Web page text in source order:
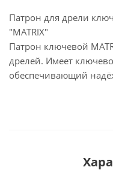
Патрон для дрели
"MATRIX"
Патрон ключевой
дрелей. Имеет
обеспечивающий